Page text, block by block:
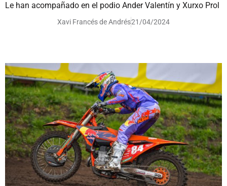
Le han acompañado en el podio Ander Valentín y Xurxo Prol
Xavi Francés de Andrés21/04/2024